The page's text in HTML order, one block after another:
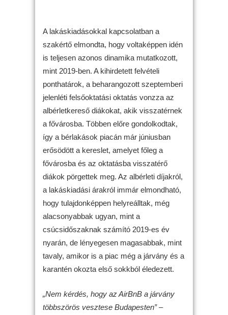
A lakáskiadásokkal kapcsolatban a
szakértő elmondta, hogy voltaképpen idén
is teljesen azonos dinamika mutatkozott,
mint 2019-ben. A kihirdetett felvételi
ponthatárok, a beharangozott szeptemberi
jelenléti felsőoktatási oktatás vonzza az
albérletkereső diákokat, akik visszatérnek
a fővárosba. Többen előre gondolkodtak,
így a bérlakások piacán már júniusban
erősödött a kereslet, amelyet főleg a
fővárosba és az oktatásba visszatérő
diákok pörgettek meg. Az albérleti díjakról,
a lakáskiadási árakról immár elmondható,
hogy tulajdonképpen helyreálltak, még
alacsonyabbak ugyan, mint a
csúcsidőszaknak számító 2019-es év
nyarán, de lényegesen magasabbak, mint
tavaly, amikor is a piac még a járvány és a
karantén okozta első sokkból éledezett.
„Nem kérdés, hogy az AirBnB a járvány
többszörös vesztese Budapesten”–